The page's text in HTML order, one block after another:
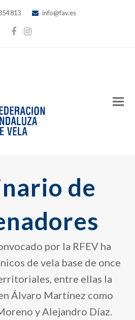
813 info@fav.es
Facebook
Instagram
de
por la RFEV ha
de vela base de once
entre ellas la
Álvaro Martínez como
y Alejandro Díaz.